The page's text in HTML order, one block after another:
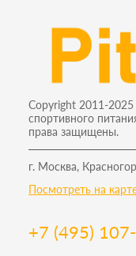
Copyright 2011-
спортивного
права защищены.
г. Москва,
Посмотреть на
+7 (495)